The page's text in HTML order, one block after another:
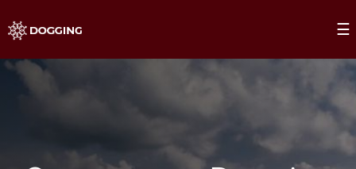
al
contenido
☰
Dogging
×